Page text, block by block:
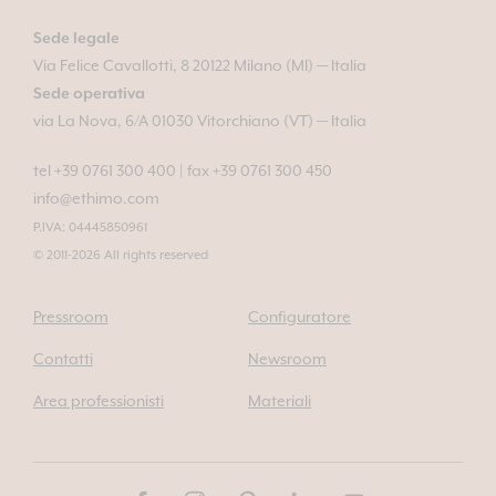
Sede legale
Via Felice Cavallotti, 8 20122 Milano (MI) — Italia
Sede operativa
via La Nova, 6/A 01030 Vitorchiano (VT) — Italia
tel +39 0761 300 400
fax +39 0761 300 450
info@ethimo.com
P.IVA: 04445850961
© 2011-2026 All rights reserved
Pressroom Configuratore
Contatti Newsroom
Area professionisti Materiali